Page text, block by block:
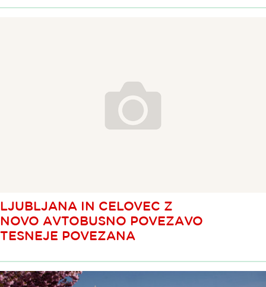
LJUBLJANA IN CELOVEC Z
NOVO AVTOBUSNO POVEZAVO
TESNEJE POVEZANA